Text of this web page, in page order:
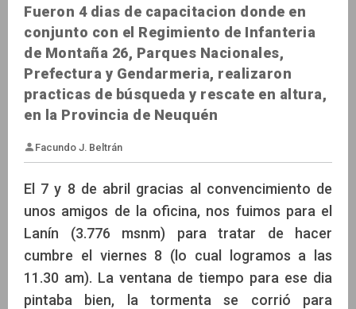
Fueron 4 dias de capacitacion donde en
conjunto con el Regimiento de Infanteria
de Montaña 26, Parques Nacionales,
Prefectura y Gendarmeria, realizaron
practicas de búsqueda y rescate en altura,
en la Provincia de Neuquén
Facundo J. Beltrán
El 7 y 8 de abril gracias al convencimiento de
unos amigos de la oficina, nos fuimos para el
Lanín (3.776 msnm) para tratar de hacer
cumbre el viernes 8 (lo cual logramos a las
11.30 am). La ventana de tiempo para ese dia
pintaba bien, la tormenta se corrió para